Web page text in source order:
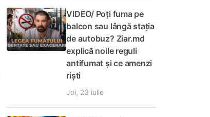
VIDEO/ Poți fuma pe
balcon sau lângă stația
de autobuz? Ziar.md
explică noile reguli
antifumat și ce amenzi
riști
Joi, 23 iulie